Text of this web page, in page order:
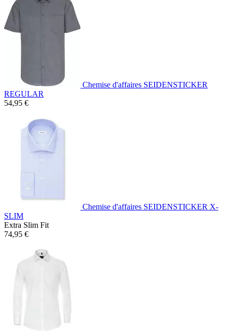
Chemise d'affaires SEIDENSTICKER
REGULAR
54,95 €
Chemise d'affaires SEIDENSTICKER X-
SLIM
Extra Slim Fit
74,95 €